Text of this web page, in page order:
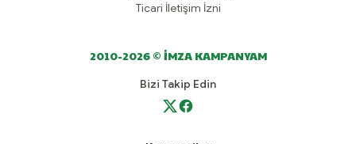
Ticari İletişim İzni
2010-2026 © İMZA KAMPANYAM
Bizi Takip Edin